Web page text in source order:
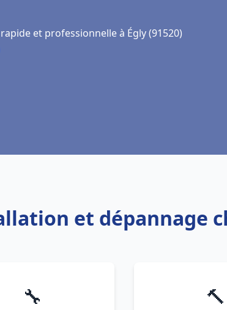
et professionnelle à Égly (91520)
et dépannage
🔧 🔨